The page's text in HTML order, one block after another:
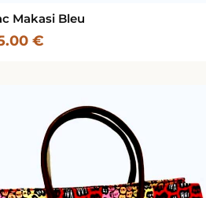
Makasi Bleu
€